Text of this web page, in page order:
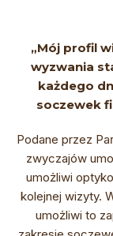
„Mój profil
wyzwania
każdego
soczewek
Podane przez
zwyczajów
umożliwi
kolejnej wizyty.
umożliwi to